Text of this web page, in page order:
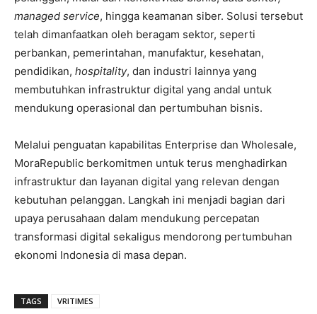
managed service, hingga keamanan siber. Solusi tersebut
telah dimanfaatkan oleh beragam sektor, seperti
perbankan, pemerintahan, manufaktur, kesehatan,
pendidikan, hospitality, dan industri lainnya yang
membutuhkan infrastruktur digital yang andal untuk
mendukung operasional dan pertumbuhan bisnis.
Melalui penguatan kapabilitas Enterprise dan Wholesale,
MoraRepublic berkomitmen untuk terus menghadirkan
infrastruktur dan layanan digital yang relevan dengan
kebutuhan pelanggan. Langkah ini menjadi bagian dari
upaya perusahaan dalam mendukung percepatan
transformasi digital sekaligus mendorong pertumbuhan
ekonomi Indonesia di masa depan.
TAGS VRITIMES